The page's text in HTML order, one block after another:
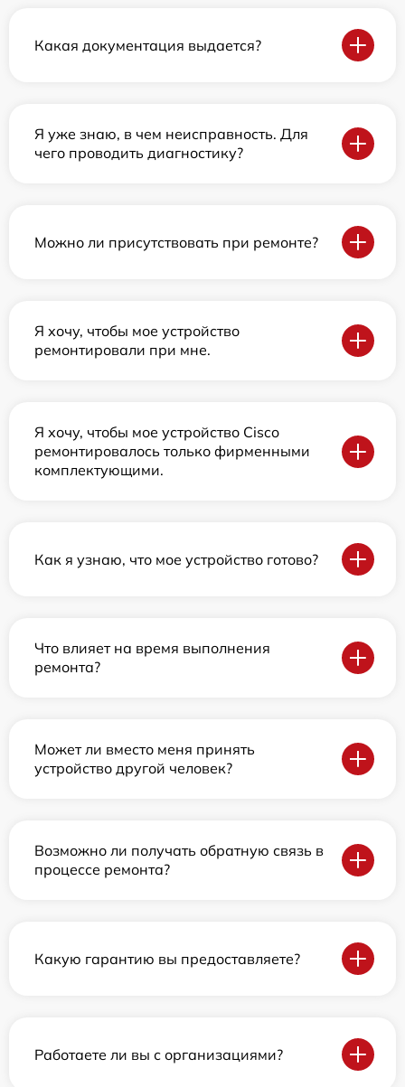
Какая документация выдается?
Я уже знаю, в чем неисправность. Для
чего проводить диагностику?
Можно ли присутствовать при ремонте?
Я хочу, чтобы мое устройство
ремонтировали при мне.
Я хочу, чтобы мое устройство Cisco
ремонтировалось только фирменными
комплектующими.
Как я узнаю, что мое устройство готово?
Что влияет на время выполнения
ремонта?
Может ли вместо меня принять
устройство другой человек?
Возможно ли получать обратную связь в
процессе ремонта?
Какую гарантию вы предоставляете?
Работаете ли вы с организациями?